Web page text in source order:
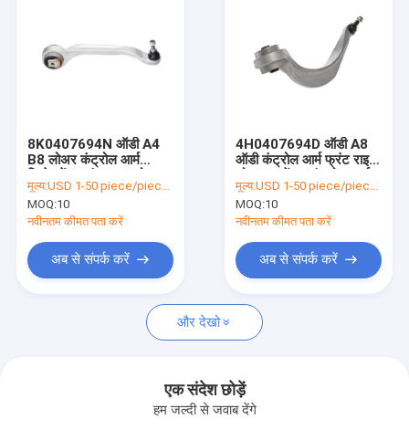
हमारे बारे में
हमसे संपर्क करें
एक बोली का अनुरोध
8K0407694N ऑडी A4
B8 लोअर कंट्रोल आर्म
सस्पेंशन कंट्रोल आर्म
मूल्य:USD 1-50 piece/pieces
MOQ:10
नवीनतम कीमत पता करें
अब से संपर्क करें
4H0407694D ऑडी A8
ऑडी कंट्रोल आर्म फ्रंट राइट
मूल्य:USD 1-50 piece/pieces
MOQ:10
नवीनतम कीमत पता करें
अब से संपर्क करें
और देखो
एक संदेश छोड़ें
हम जल्दी से जवाब देंगे